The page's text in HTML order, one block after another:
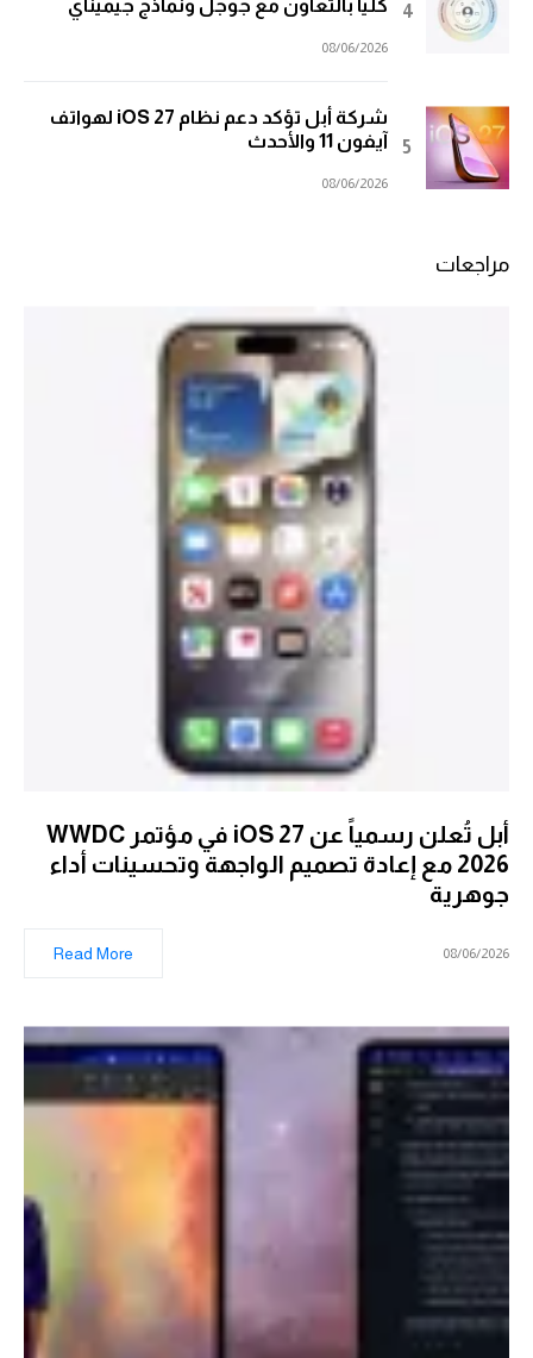
كلياً بالتعاون مع جوجل ونماذج جيميناي
08/06/2026
شركة أبل تؤكد دعم نظام iOS 27 لهواتف
آيفون 11 والأحدث
08/06/2026
مراجعات
أبل تُعلن رسمياً عن iOS 27 في مؤتمر WWDC
2026 مع إعادة تصميم الواجهة وتحسينات أداء
جوهرية
08/06/2026
Read More